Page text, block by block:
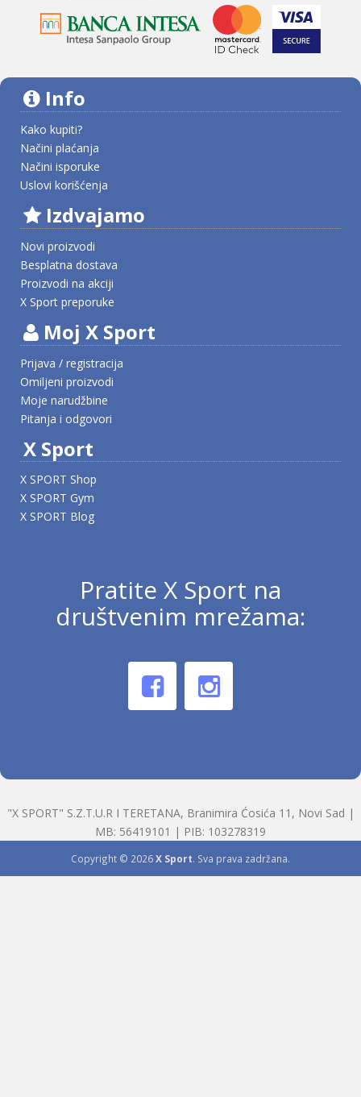
Info
Kako kupiti?
Načini plaćanja
Načini isporuke
Uslovi korišćenja
Izdvajamo
Novi proizvodi
Besplatna dostava
Proizvodi na akciji
X Sport preporuke
Moj X Sport
Prijava / registracija
Omiljeni proizvodi
Moje narudžbine
Pitanja i odgovori
X Sport
X SPORT Shop
X SPORT Gym
X SPORT Blog
Pratite X Sport na
društvenim mrežama:
"X SPORT" S.Z.T.U.R I TERETANA, Branimira Ćosića 11, Novi Sad |
MB: 56419101 | PIB: 103278319
Copyright © 2026X Sport. Sva prava zadržana.